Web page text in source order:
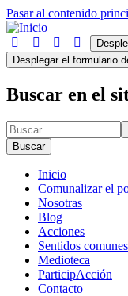
Pasar al contenido
Desplegar el formulario
Buscar en el
Buscar
Inicio
Comunalizar el
Nosotras
Blog
Acciones
Sentidos comunes
Medioteca
ParticipAcción
Contacto